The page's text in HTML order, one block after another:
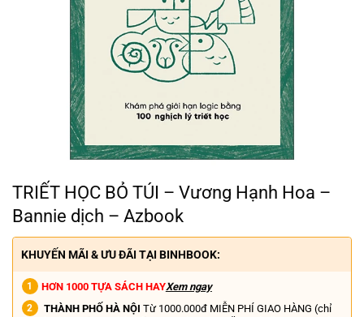
TRIẾT HỌC BỎ TÚI – Vương Hạnh Hoa –
Bannie dịch – Azbook
KHUYẾN MÃI & ƯU ĐÃI TẠI BINHBOOK:
HƠN 1000 TỰA SÁCH HAYXem ngay
THÀNH PHỐ HÀ NỘI Từ 1000.000đ MIỄN PHÍ GIAO HÀNG (chỉ